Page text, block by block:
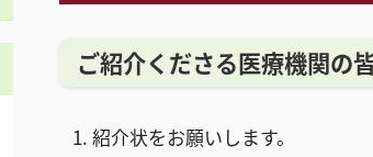
ご紹介くださる医療機関の
紹介状をお願いします。